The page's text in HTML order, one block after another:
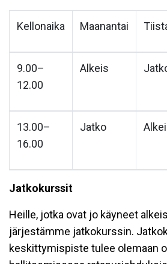
Kellonaika Maanantai
9.00–
12.00
Alkeis
13.00–
16.00
Jatko
Jatkokurssit
Heille, jotka ovat jo käyneet
järjestämme jatkokurssin.
keskittymispiste tulee olemaan